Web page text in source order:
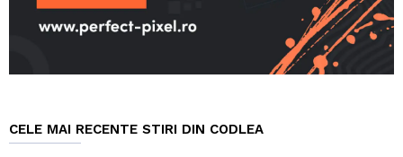
CELE MAI RECENTE STIRI DIN CODLEA